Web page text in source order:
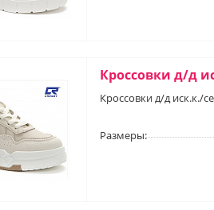
Кроссовки д/д
Кроссовки д/д иск.к./
Размеры: